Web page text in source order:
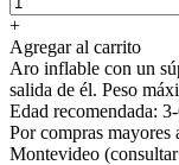
+
Agregar al carrito
Aro inflable con un
salida de él. Peso
Edad recomendada:
Por compras
Montevideo